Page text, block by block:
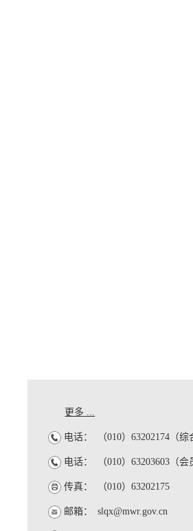
更多 ...
电话： （010）63202174（综
电话： （010）63203603（会
传真： （010）63202175
邮箱： slqx@mwr.gov.cn